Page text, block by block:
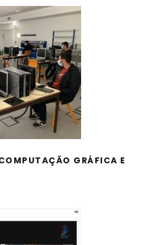
DE COMPUTAÇÃO
E MULTIMÉDIA
GRÁFICA E